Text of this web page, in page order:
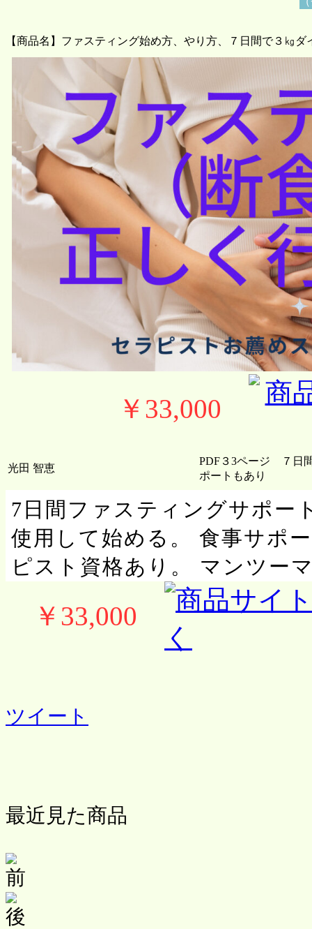
【商品名】ファスティング始め方、やり方、７日間で３㎏
￥33,000
光田 智恵
PDF３3ページ ７日
ポートもあり
7日間ファスティングサポー
使用して始める。 食事サポ
ピスト資格あり。 マンツー
￥33,000
ツイート
最近見た商品